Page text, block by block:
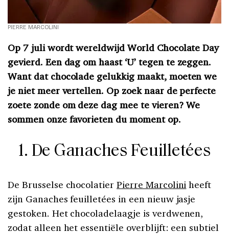
PIERRE MARCOLINI
Op 7 juli wordt wereldwijd World Chocolate Day
gevierd. Een dag om haast ‘U’ tegen te zeggen.
Want dat chocolade gelukkig maakt, moeten we
je niet meer vertellen. Op zoek naar de perfecte
zoete zonde om deze dag mee te vieren? We
sommen onze favorieten du moment op.
1. De Ganaches Feuilletées
De Brusselse chocolatierPierre Marcolini heeft
zijn Ganaches feuilletées in een nieuw jasje
gestoken. Het chocoladelaagje is verdwenen,
zodat alleen het essentiële overblijft: een subtiel